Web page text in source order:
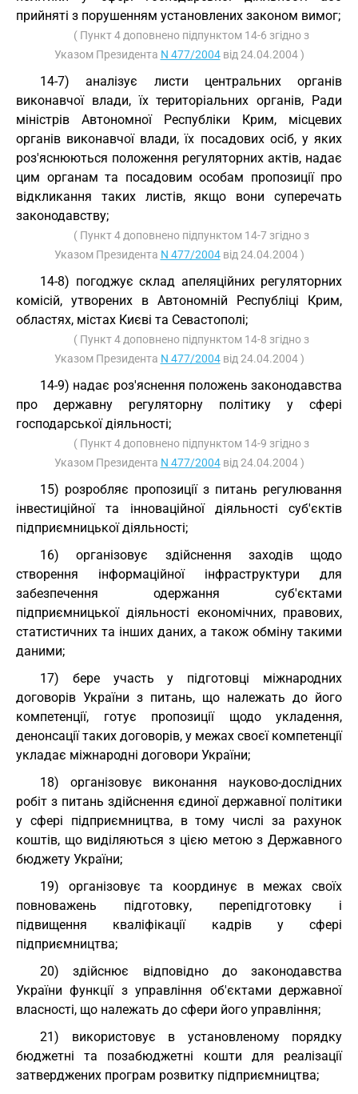
прийняті з порушенням установлених законом вимог;
( Пункт 4 доповнено підпунктом 14-6 згідно з
Указом Президента N 477/2004від 24.04.2004 )
14-7) аналізує листи центральних органів
виконавчої влади, їх територіальних органів, Ради
міністрів Автономної Республіки Крим, місцевих
органів виконавчої влади, їх посадових осіб, у яких
роз'яснюються положення регуляторних актів, надає
цим органам та посадовим особам пропозиції про
відкликання таких листів, якщо вони суперечать
законодавству;
( Пункт 4 доповнено підпунктом 14-7 згідно з
Указом Президента N 477/2004від 24.04.2004 )
14-8) погоджує склад апеляційних регуляторних
комісій, утворених в Автономній Республіці Крим,
областях, містах Києві та Севастополі;
( Пункт 4 доповнено підпунктом 14-8 згідно з
Указом Президента N 477/2004від 24.04.2004 )
14-9) надає роз'яснення положень законодавства
про державну регуляторну політику у сфері
господарської діяльності;
( Пункт 4 доповнено підпунктом 14-9 згідно з
Указом Президента N 477/2004від 24.04.2004 )
15) розробляє пропозиції з питань регулювання
інвестиційної та інноваційної діяльності суб'єктів
підприємницької діяльності;
16) організовує здійснення заходів щодо
створення інформаційної інфраструктури для
забезпечення одержання суб'єктами
підприємницької діяльності економічних, правових,
статистичних та інших даних, а також обміну такими
даними;
17) бере участь у підготовці міжнародних
договорів України з питань, що належать до його
компетенції, готує пропозиції щодо укладення,
денонсації таких договорів, у межах своєї компетенції
укладає міжнародні договори України;
18) організовує виконання науково-дослідних
робіт з питань здійснення єдиної державної політики
у сфері підприємництва, в тому числі за рахунок
коштів, що виділяються з цією метою з Державного
бюджету України;
19) організовує та координує в межах своїх
повноважень підготовку, перепідготовку і
підвищення кваліфікації кадрів у сфері
підприємництва;
20) здійснює відповідно до законодавства
України функції з управління об'єктами державної
власності, що належать до сфери його управління;
21) використовує в установленому порядку
бюджетні та позабюджетні кошти для реалізації
затверджених програм розвитку підприємництва;